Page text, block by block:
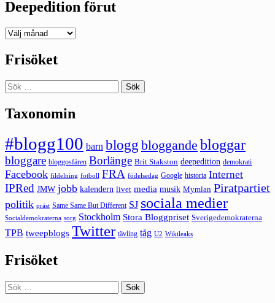
Deepedition förut
Deepedition
Frisöket
Sök
efter:
Taxonomin
#blogg100 barn blogg bloggande bloggar
bloggare bloggosfären Borlänge Brit Stakston deepedition demokrati
Facebook fildelning fotboll FRA födelsedag Google historia Internet
IPRed JMW jobb kalendern livet media musik Mymlan Piratpartiet
politik präst Same Same But Different SJ sociala medier
Socialdemokraterna sorg Stockholm Stora Bloggpriset Sverigedemokraterna
TPB tweepblogs Twitter tävling tåg U2 Wikileaks
Frisöket
Sök
efter: